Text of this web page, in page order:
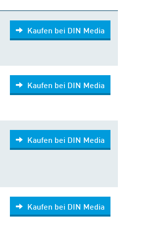
Kaufen bei DIN Media
Kaufen bei DIN Media
Kaufen bei DIN Media
Kaufen bei DIN Media